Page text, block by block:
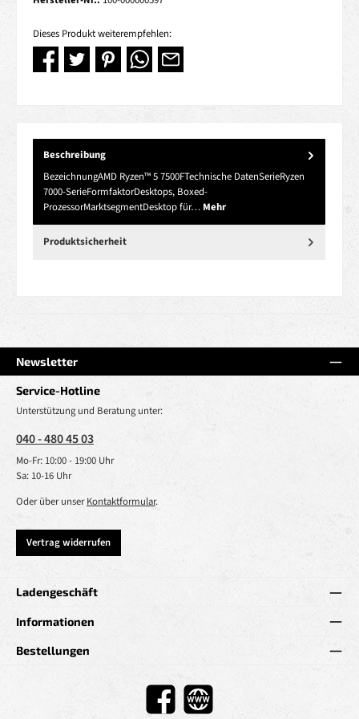
Dieses Produkt weiterempfehlen:
Beschreibung
BezeichnungAMD Ryzen™ 5 7500FTechnische DatenSerieRyzen
7000-SerieFormfaktorDesktops, Boxed-
ProzessorMarktsegmentDesktop für… Mehr
Produktsicherheit
Newsletter
Service-Hotline
Unterstützung und Beratung unter:
040 - 480 45 03
Mo-Fr: 10:00 - 19:00 Uhr
Sa: 10-16 Uhr
Oder über unserKontaktformular.
Vertrag widerrufen
Ladengeschäft
Informationen
Bestellungen
Facebook Website